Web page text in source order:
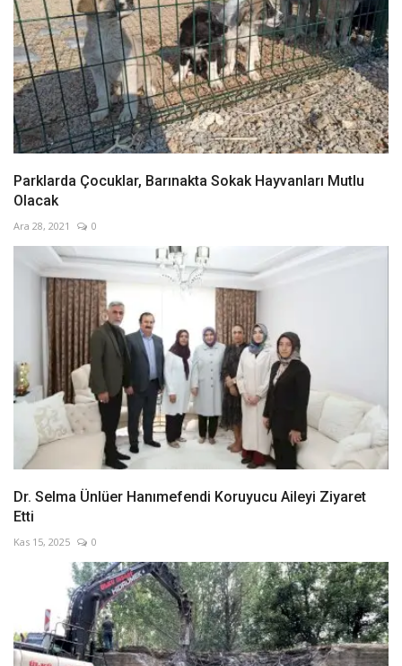
Parklarda Çocuklar, Barınakta Sokak Hayvanları Mutlu
Olacak
Ara 28, 2021 0
Dr. Selma Ünlüer Hanımefendi Koruyucu Aileyi Ziyaret
Etti
Kas 15, 2025 0